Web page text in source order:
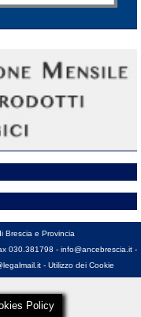
Brescia e Provincia
030.381798 - info@ancebrescia.it -
- Utilizzo dei Cookie
Policy